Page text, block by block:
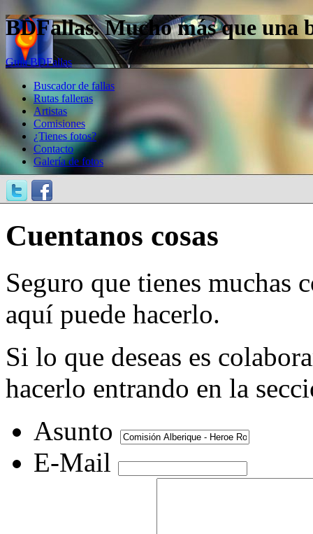
BDFallas. Mucho más que una
Guía BDFallas
Buscador de fallas
Rutas falleras
Artistas
Comisiones
¿Tienes fotos?
Contacto
Galería de fotos
Cuentanos cosas
Seguro que tienes muchas
aquí puede hacerlo.
Si lo que deseas es
hacerlo entrando en la
Asunto
E-Mail